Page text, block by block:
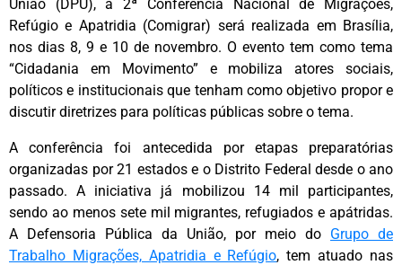
União (DPU), a 2ª Conferência Nacional de Migrações,
Refúgio e Apatridia (Comigrar) será realizada em Brasília,
nos dias 8, 9 e 10 de novembro. O evento tem como tema
“Cidadania em Movimento” e mobiliza atores sociais,
políticos e institucionais que tenham como objetivo propor e
discutir diretrizes para políticas públicas sobre o tema.
A conferência foi antecedida por etapas preparatórias
organizadas por 21 estados e o Distrito Federal desde o ano
passado. A iniciativa já mobilizou 14 mil participantes,
sendo ao menos sete mil migrantes, refugiados e apátridas.
A Defensoria Pública da União, por meio do Grupo de
Trabalho Migrações, Apatridia e Refúgio, tem atuado nas